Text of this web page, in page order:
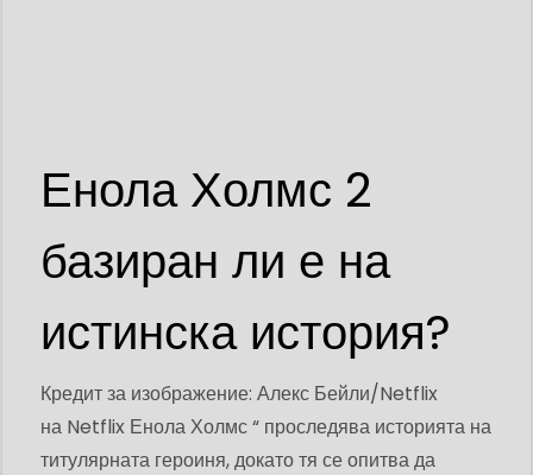
Енола Холмс 2
базиран ли е на
истинска история?
Кредит за изображение: Алекс Бейли/Netflix
на Netflix Енола Холмс “ проследява историята на
титулярната героиня, докато тя се опитва да